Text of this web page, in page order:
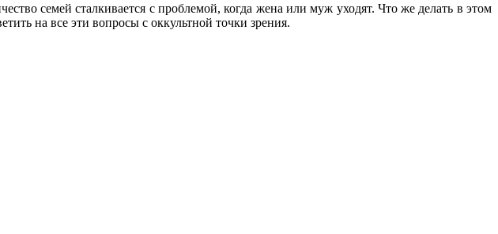
семей сталкивается с проблемой, когда жена или муж уходят. Что же делать в этом
на все эти вопросы с оккультной точки зрения.